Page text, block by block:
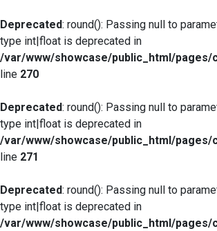
Deprecated: round(): Passing null to
type int|float is deprecated in
/var/www/showcase/public_html/pages/
line 270
Deprecated: round(): Passing null to
type int|float is deprecated in
/var/www/showcase/public_html/pages/
line 271
Deprecated: round(): Passing null to
type int|float is deprecated in
/var/www/showcase/public_html/pages/